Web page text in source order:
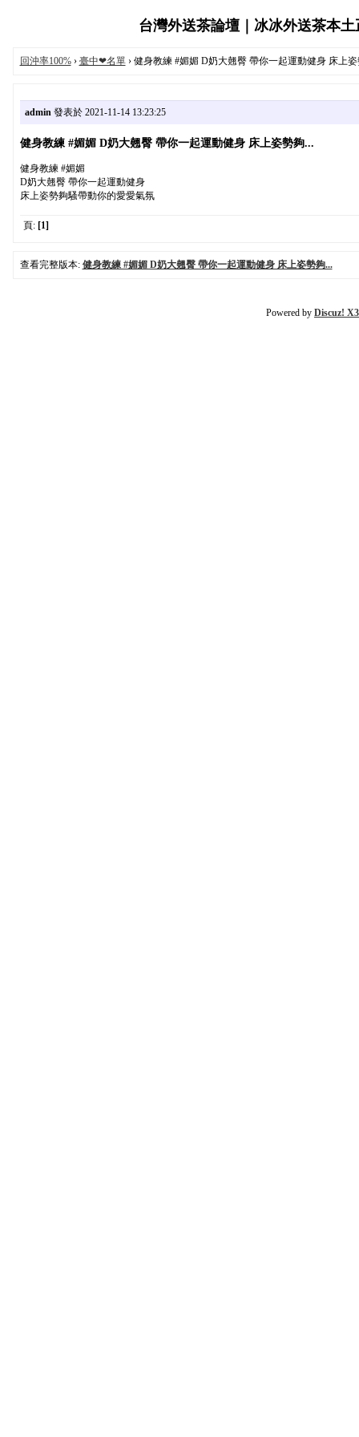
台灣外送茶論壇｜冰冰外送茶本
回沖率100%› 臺中❤名單› 健身教練 #媚媚 D奶大翹臀 帶你一起運動健身 床上姿
admin發表於 2021-11-14 13:23:25
健身教練 #媚媚 D奶大翹臀 帶你一起運動健身 床上姿勢夠...
健身教練 #媚媚
D奶大翹臀 帶你一起運動健身
床上姿勢夠騷帶動你的愛愛氣氛
頁: [1]
查看完整版本: 健身教練 #媚媚 D奶大翹臀 帶你一起運動健身 床上姿勢夠...
Powered by Discuz!